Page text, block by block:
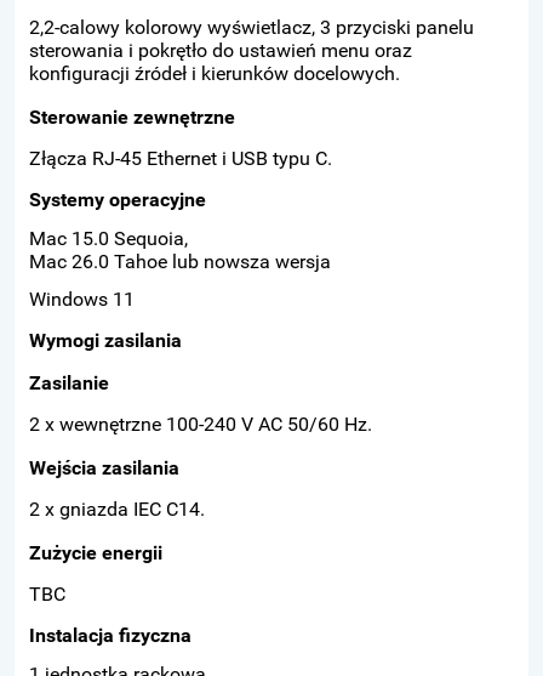
2,2-calowy kolorowy wyświetlacz, 3 przyciski panelu
sterowania i pokrętło do ustawień menu oraz
konfiguracji źródeł i kierunków docelowych.
Sterowanie zewnętrzne
Złącza RJ-45 Ethernet i USB typu C.
Systemy operacyjne
Mac 15.0 Sequoia,
Mac 26.0 Tahoe lub nowsza wersja
Windows 11
Wymogi zasilania
Zasilanie
2 x wewnętrzne 100-240 V AC 50/60 Hz.
Wejścia zasilania
2 x gniazda IEC C14.
Zużycie energii
TBC
Instalacja fizyczna